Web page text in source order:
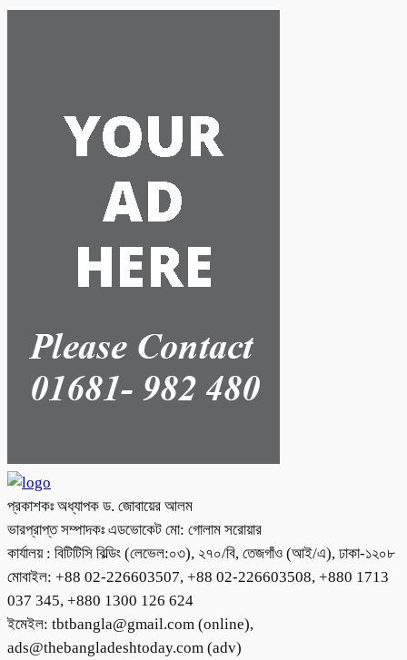
প্রকাশকঃ অধ্যাপক ড. জোবায়ের আলম
ভারপ্রাপ্ত সম্পাদকঃ এডভোকেট মো: গোলাম সরোয়ার
কার্যালয় : বিটিটিসি বিল্ডিং (লেভেল:০৩), ২৭০/বি, তেজগাঁও (আই/এ), ঢাকা-১২০৮
মোবাইল: +88 02-226603507, +88 02-226603508, +880 1713
037 345, +880 1300 126 624
ইমেইল: tbtbangla@gmail.com (online),
ads@thebangladeshtoday.com (adv)